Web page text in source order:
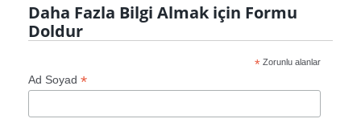
Daha Fazla Bilgi Almak için Formu
Doldur
*Zorunlu alanlar
Ad Soyad *